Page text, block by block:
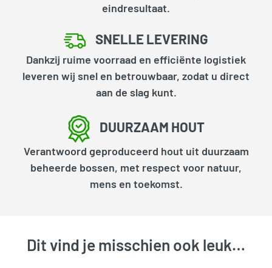
eindresultaat.
SNELLE LEVERING
Dankzij ruime voorraad en efficiënte logistiek
leveren wij snel en betrouwbaar, zodat u direct
aan de slag kunt.
DUURZAAM HOUT
Verantwoord geproduceerd hout uit duurzaam
beheerde bossen, met respect voor natuur,
mens en toekomst.
Dit vind je misschien ook leuk…